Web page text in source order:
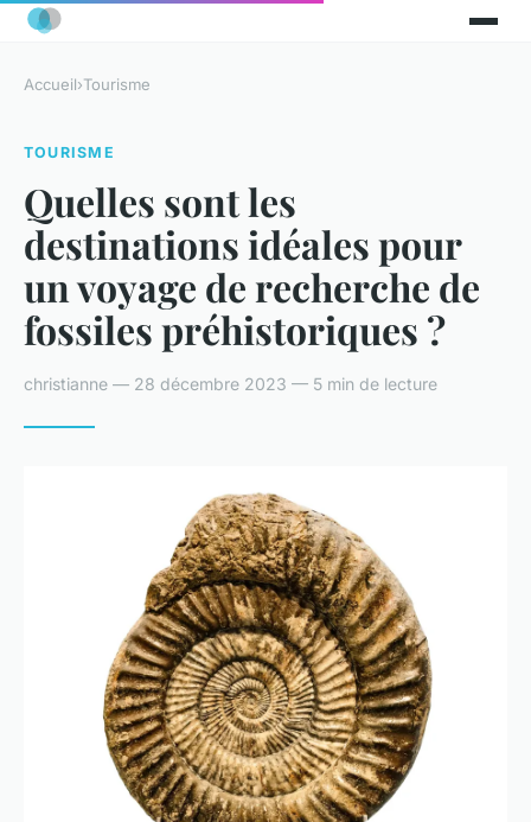
Accueil›Tourisme
TOURISME
Quelles sont les
destinations idéales pour
un voyage de recherche de
fossiles préhistoriques ?
christianne — 28 décembre 2023 — 5 min de lecture